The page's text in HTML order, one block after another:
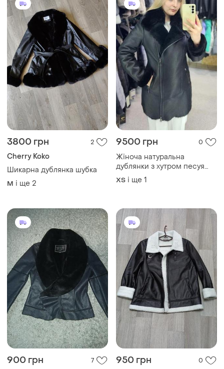
3800 грн 2
Cherry Koko
Шикарна дублянка шубка
M і ще 2
9500 грн 0
Жіноча натуральна
дублянки з хутром песуя
розмір с колір чорний
ХS і ще 1
900 грн 7 950 грн
0